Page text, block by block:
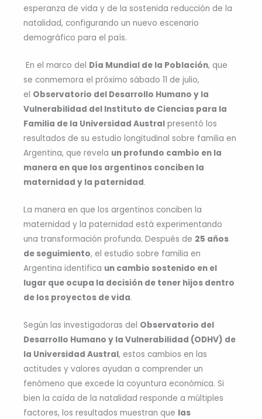
esperanza de vida y de la sostenida reducción de la
natalidad, configurando un nuevo escenario
demográfico para el país.
En el marco del Día Mundial de la Población, que
se conmemora el próximo sábado 11 de julio,
el Observatorio del Desarrollo Humano y la
Vulnerabilidad del Instituto de Ciencias para la
Familia de la Universidad Austral presentó los
resultados de su estudio longitudinal sobre familia en
Argentina, que revela un profundo cambio en la
manera en que los argentinos conciben la
maternidad y la paternidad.
La manera en que los argentinos conciben la
maternidad y la paternidad está experimentando
una transformación profunda. Después de 25 años
de seguimiento, el estudio sobre familia en
Argentina identifica un cambio sostenido en el
lugar que ocupa la decisión de tener hijos dentro
de los proyectos de vida.
Según las investigadoras del Observatorio del
Desarrollo Humano y la Vulnerabilidad (ODHV) de
la Universidad Austral, estos cambios en las
actitudes y valores ayudan a comprender un
fenómeno que excede la coyuntura económica. Si
bien la caída de la natalidad responde a múltiples
factores, los resultados muestran que las